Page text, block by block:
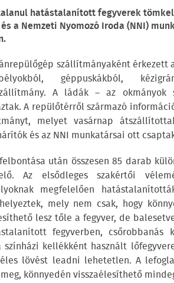
hatástalanított fegyverek
a Nemzeti Nyomozó Iroda (NNI)
szállítmányaként
géppuskákból,
A ládák – az
A repülőtérről származó
melyet vasárnap
és az NNI munkatársai ott
után összesen 85 darab
Az elsődleges szakértői
megfelelően
mely nem csak, hogy
lesz tőle a fegyver, de
fegyverben, csőrobbanás
színházi kellékként használt
lövést leadni lehetetlen. A
könnyedén visszaélesíthető